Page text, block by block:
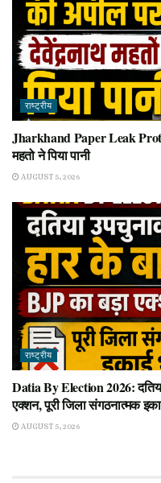
राष्ट्रीय
Jharkhand Paper Leak
महतो ने पिया पानी
AUGUST 5, 2026
राष्ट्रीय
Datia By Election 2026:
एक्शन, पूरी जिला संगठनात्मक
AUGUST 5, 2026